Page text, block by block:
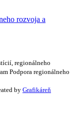
regionálneho
Podpora regionálneho
by Grafikáreň